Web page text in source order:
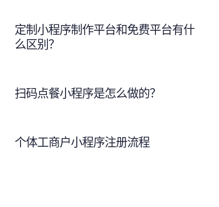
定制小程序制作平台和免费平台有什
么区别？
扫码点餐小程序是怎么做的？
个体工商户小程序注册流程